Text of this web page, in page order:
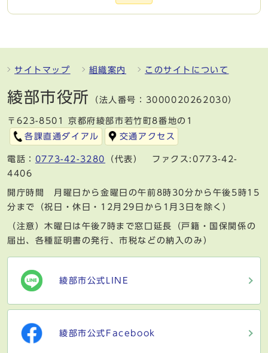
サイトマップ 組織案内 このサイトについて
綾部市役所 （法人番号：3000020262030）
〒623-8501 京都府綾部市若竹町8番地の1
各課直通ダイアル
交通アクセス
電話： 0773-42-3280
（代表） ファクス:0773-42-
4406
開庁時間 月曜日から金曜日の午前8時30分から午後5時15
分まで（祝日・休日・12月29日から1月3日を除く）
（注意）木曜日は午後7時まで窓口延長（戸籍・国保関係の
届出、各種証明書の発行、市税などの納入のみ）
綾部市公式LINE
綾部市公式Facebook